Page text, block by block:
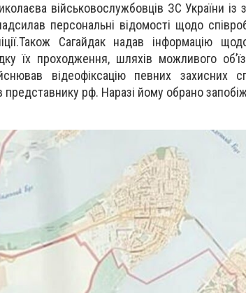
військовослужбовців ЗС України із
персональні відомості щодо
Сагайдак надав інформацію
їх проходження, шляхів можливого
відеофіксацію певних
рф. Наразі йому обрано